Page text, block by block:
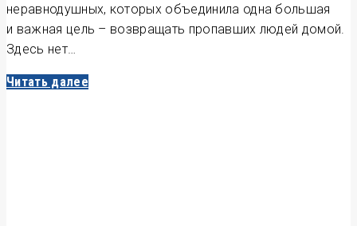
неравнодушных, которых объединила одна большая
и важная цель – возвращать пропавших людей домой.
Здесь нет…
Читать далее